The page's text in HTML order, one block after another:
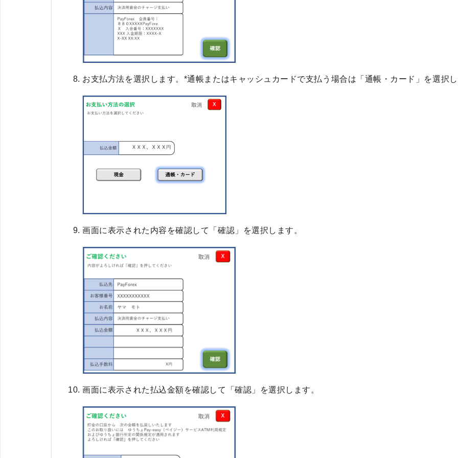
お支払方法を選択します。*通帳またはキャッシュカードで支払う場合は「通帳・カード」を選択
画面に表示された内容を確認して「確認」を選択します。
画面に表示された払込金額を確認して「確認」を選択します。